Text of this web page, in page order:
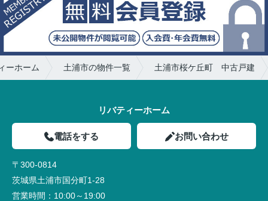
ーホーム 土浦市の物件一覧 土浦市桜ケ丘町 中古戸建
リバティーホーム
電話をする お問い合わせ
〒300-0814
茨城県土浦市国分町1-28
営業時間： 10:00～19:00